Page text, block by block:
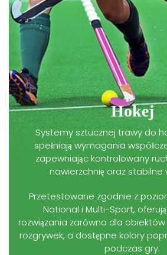
Hokej
Systemy sztucznej trawy do
spełniają wymagania
zapewniając kontrolowany
nawierzchnię oraz stabilne
Przetestowane zgodnie z
National i Multi-Sport,
rozwiązania zarówno dla
rozgrywek, a dostępne kolory
podczas gry.